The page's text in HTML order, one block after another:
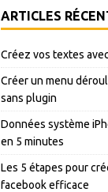
ARTICLES
Créez vos textes
Créer un menu
sans plugin
Données système
en 5 minutes
Les 5 étapes pour
facebook efficace